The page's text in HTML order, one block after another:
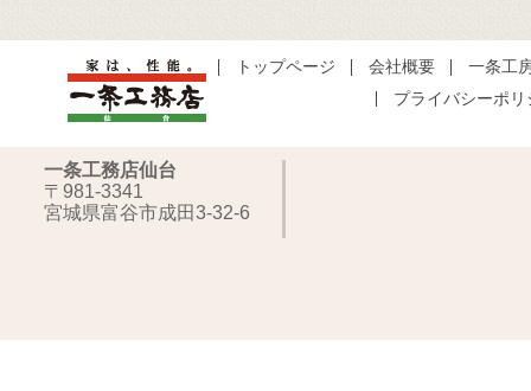
トップページ 会社概要
一条工
プライバシーポリ
一条工務店仙台
〒981-3341
宮城県富谷市成田3-32-6